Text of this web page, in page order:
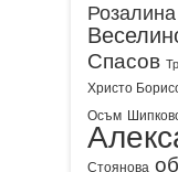
Спасов
Христо
Осъм
Стоянова